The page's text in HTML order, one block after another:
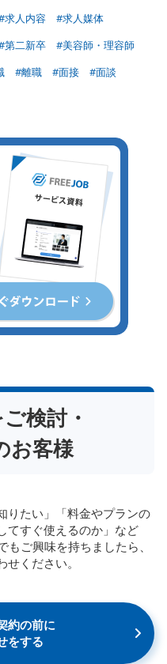
求人内容
#求人媒体
第二新卒
#美容師・理容師
#離職 #面接
#面談
検討・
お客様
りたい」「料金やプランの
てすぐ使えるのか」など
もご興味を持ちましたら、
ください。
約の前に
をする